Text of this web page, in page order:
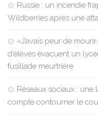
Russie : un incendie
Wildberries après une
«J’avais peur de
d’élèves évacuent un
fusillade meurtrière
Réseaux sociaux : une
compte contourner le